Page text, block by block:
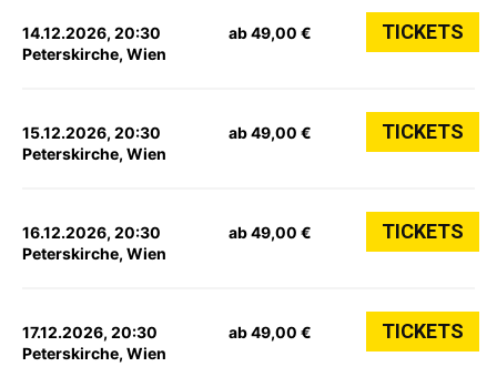
14.12.2026, 20:30
Peterskirche, Wien
ab 49,00 € TICKETS
15.12.2026, 20:30
Peterskirche, Wien
ab 49,00 € TICKETS
16.12.2026, 20:30
Peterskirche, Wien
ab 49,00 € TICKETS
17.12.2026, 20:30
Peterskirche, Wien
ab 49,00 € TICKETS